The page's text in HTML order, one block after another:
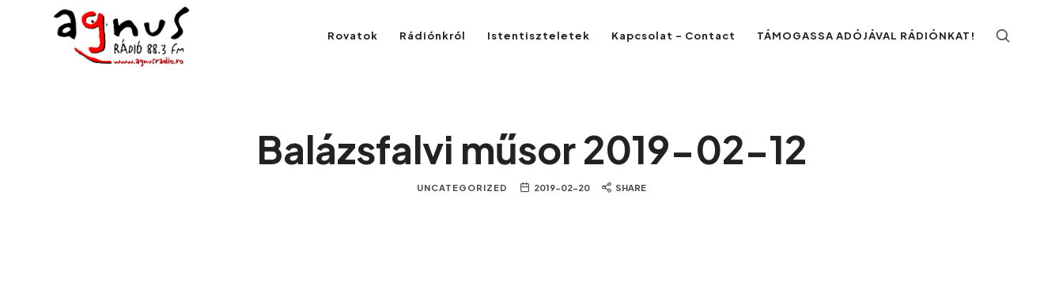
Agnus Rádió Rovatok Rádiónkról Istentiszteletek Kapcsolat – Contact TÁMOGASSA ADÓJÁVAL RÁDIÓNKAT!
Balázsfalvi műsor 2019-02-12
UNCATEGORIZED 2019-02-20 SHARE